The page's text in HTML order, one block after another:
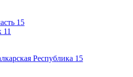
15
11
Республика 15